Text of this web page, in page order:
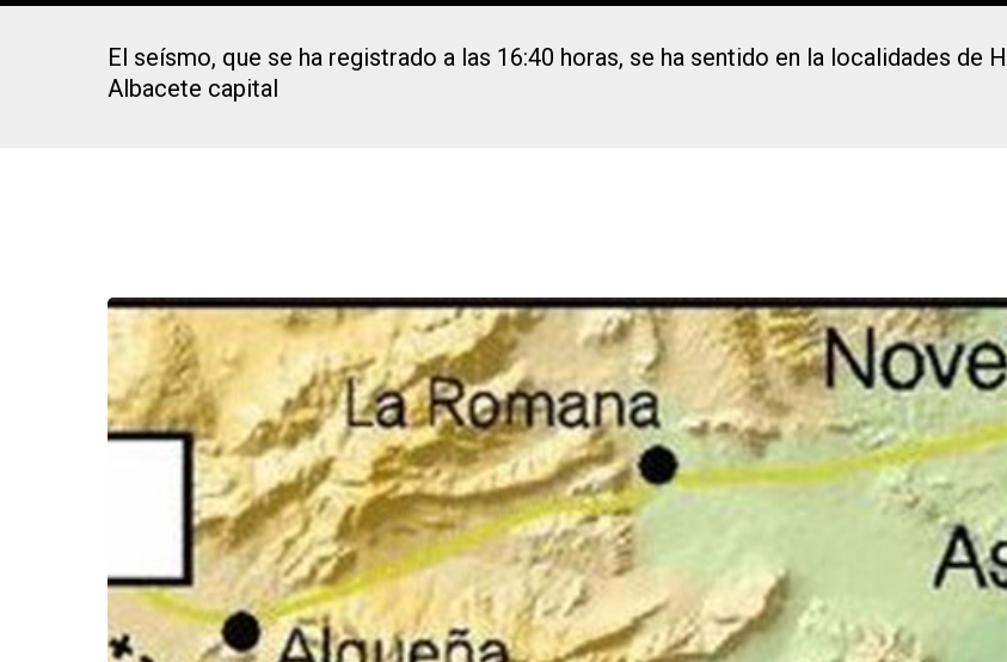
El seísmo, que se ha registrado a las 16:40 horas, se ha sentido en la localidades de
Albacete capital